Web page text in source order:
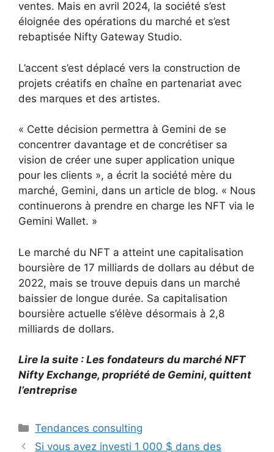
ventes. Mais en avril 2024, la société s’est
éloignée des opérations du marché et s’est
rebaptisée Nifty Gateway Studio.
L’accent s’est déplacé vers la construction de
projets créatifs en chaîne en partenariat avec
des marques et des artistes.
« Cette décision permettra à Gemini de se
concentrer davantage et de concrétiser sa
vision de créer une super application unique
pour les clients », a écrit la société mère du
marché, Gemini, dans un article de blog. « Nous
continuerons à prendre en charge les NFT via le
Gemini Wallet. »
Le marché du NFT a atteint une capitalisation
boursière de 17 milliards de dollars au début de
2022, mais se trouve depuis dans un marché
baissier de longue durée. Sa capitalisation
boursière actuelle s’élève désormais à 2,8
milliards de dollars.
Lire la suite : Les fondateurs du marché NFT
Nifty Exchange, propriété de Gemini, quittent
l’entreprise
Catégories
Tendances consulting
Si vous avez investi 1 000 $ dans des